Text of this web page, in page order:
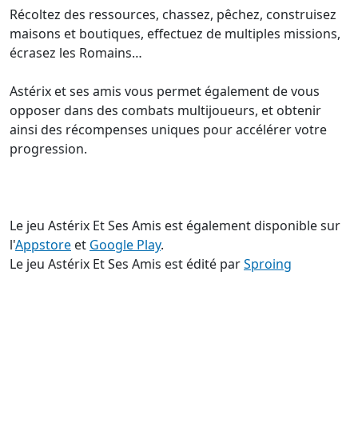
Récoltez des ressources, chassez, pêchez, construisez
maisons et boutiques, effectuez de multiples missions,
écrasez les Romains…
Astérix et ses amis vous permet également de vous
opposer dans des combats multijoueurs, et obtenir
ainsi des récompenses uniques pour accélérer votre
progression.
Le jeu Astérix Et Ses Amis est également disponible sur
l'Appstore et Google Play.
Le jeu Astérix Et Ses Amis est édité parSproing